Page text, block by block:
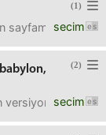
(1)
secim
sayfam var. her
(2)
secim
versiyonlarıyla